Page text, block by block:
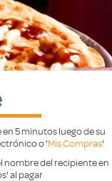
5 minutos luego de su
o 'Mis Compras'
nombre del recipiente en
al pagar